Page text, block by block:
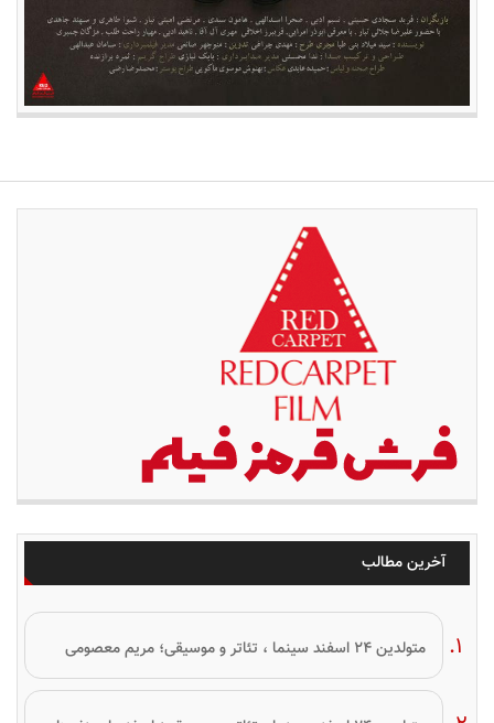
آخرین مطالب
متولدین ۲۴ اسفند سینما ، تئاتر و موسیقی؛ مریم معصومی